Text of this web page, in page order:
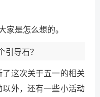
家是怎么想的。
引导石？
这次关于五一的相关
外，还有一些小活动